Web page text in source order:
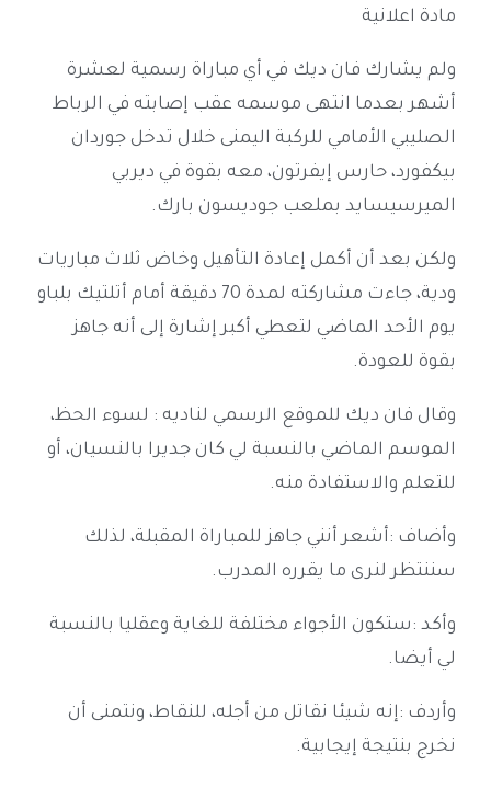
مادة اعلانية
ولم يشارك فان ديك في أي مباراة رسمية لعشرة
أشهر بعدما انتهى موسمه عقب إصابته في الرباط
الصليبي الأمامي للركبة اليمنى خلال تدخل جوردان
بيكفورد، حارس إيفرتون، معه بقوة في ديربي
الميرسيسايد بملعب جوديسون بارك.
ولكن بعد أن أكمل إعادة التأهيل وخاض ثلاث مباريات
ودية، جاءت مشاركته لمدة 70 دقيقة أمام أتلتيك بلباو
يوم الأحد الماضي لتعطي أكبر إشارة إلى أنه جاهز
بقوة للعودة.
وقال فان ديك للموقع الرسمي لناديه : لسوء الحظ،
الموسم الماضي بالنسبة لي كان جديرا بالنسيان، أو
للتعلم والاستفادة منه.
وأضاف :أشعر أنني جاهز للمباراة المقبلة، لذلك
سننتظر لنرى ما يقرره المدرب.
وأكد :ستكون الأجواء مختلفة للغاية وعقليا بالنسبة
لي أيضا.
وأردف :إنه شيئا نقاتل من أجله، للنقاط، ونتمنى أن
نخرج بنتيجة إيجابية.